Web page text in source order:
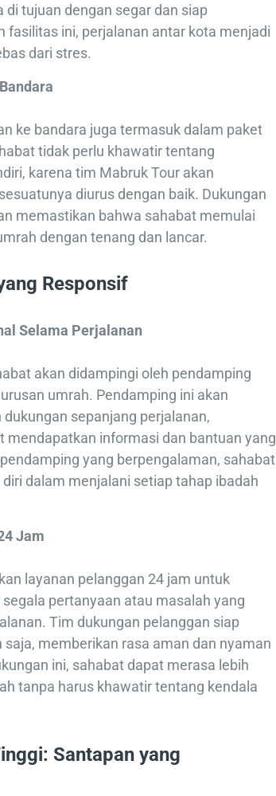
tujuan dengan segar dan siap
fasilitas ini, perjalanan antar kota menjadi
dari stres.
ke bandara juga termasuk dalam paket
tidak perlu khawatir tentang
karena tim Mabruk Tour akan
diurus dengan baik. Dukungan
memastikan bahwa sahabat memulai
dengan tenang dan lancar.
Responsif
Selama Perjalanan
akan didampingi oleh pendamping
umrah. Pendamping ini akan
sepanjang perjalanan,
mendapatkan informasi dan bantuan yang
yang berpengalaman, sahabat
dalam menjalani setiap tahap ibadah
Jam
layanan pelanggan 24 jam untuk
pertanyaan atau masalah yang
Tim dukungan pelanggan siap
memberikan rasa aman dan nyaman
ini, sahabat dapat merasa lebih
tanpa harus khawatir tentang kendala
Santapan yang